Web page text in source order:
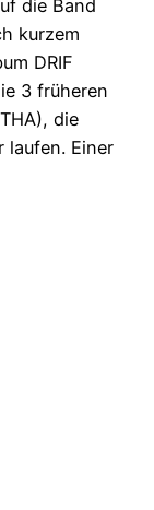
die Band
kurzem
DRIF
3 früheren
die
laufen. Einer